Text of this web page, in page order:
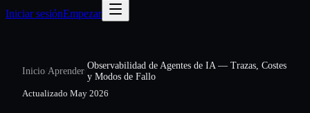
Iniciar sesiónEmpezar
Inicio/Aprender/
Observabilidad de Agentes de IA — Trazas, Costes
y Modos de Fallo
Actualizado May 2026